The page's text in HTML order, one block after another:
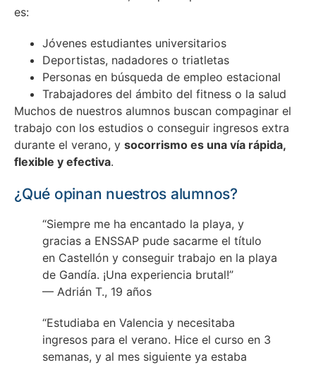
es:
Jóvenes estudiantes universitarios
Deportistas, nadadores o triatletas
Personas en búsqueda de empleo estacional
Trabajadores del ámbito del fitness o la salud
Muchos de nuestros alumnos buscan compaginar el
trabajo con los estudios o conseguir ingresos extra
durante el verano, y socorrismo es una vía rápida,
flexible y efectiva.
¿Qué opinan nuestros alumnos?
“Siempre me ha encantado la playa, y
gracias a ENSSAP pude sacarme el título
en Castellón y conseguir trabajo en la playa
de Gandía. ¡Una experiencia brutal!”
— Adrián T., 19 años
“Estudiaba en Valencia y necesitaba
ingresos para el verano. Hice el curso en 3
semanas, y al mes siguiente ya estaba